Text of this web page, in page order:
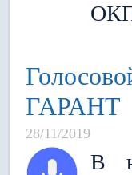
ГАРАНТ
28/11/2019
В